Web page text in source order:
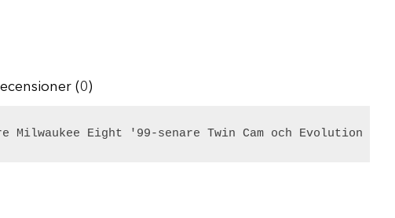
(0)
Milwaukee Eight '99-senare Twin Cam och Evolution